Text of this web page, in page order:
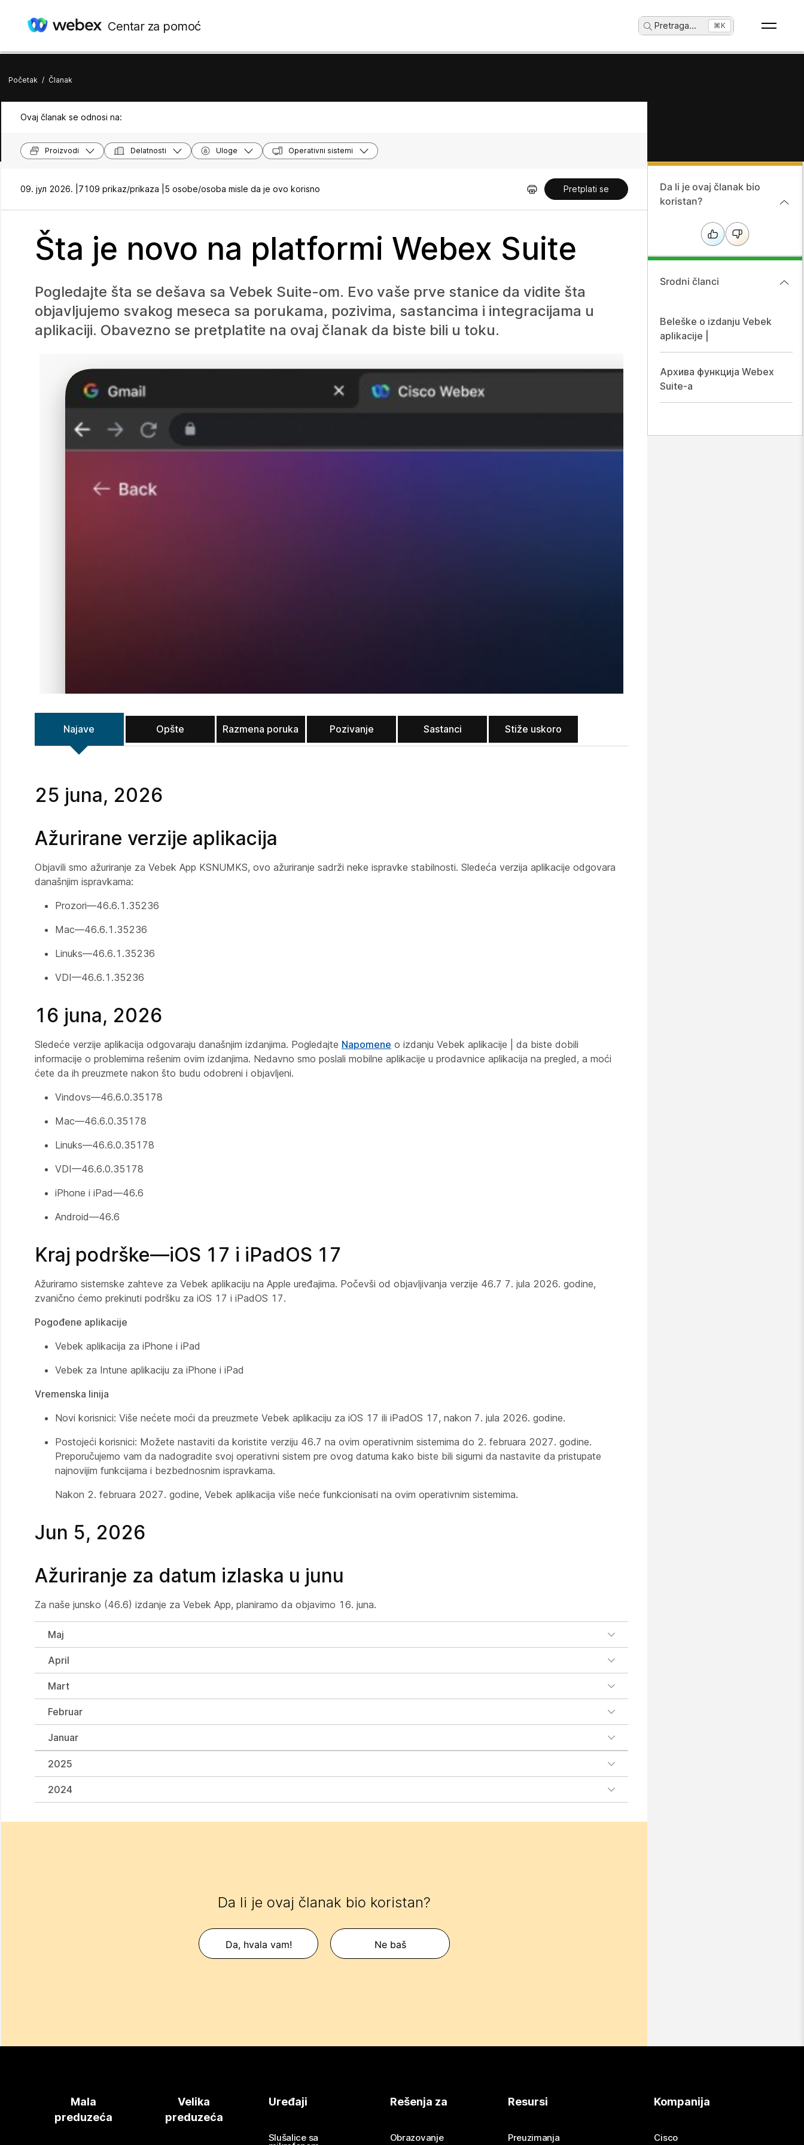
Centar za pomoć Pretraga... ⌘K
Početak / Članak
Ovaj članak se odnosi na:
Proizvodi Delatnosti Uloge Operativni sistemi
09. јул 2026. | 7109 prikaz/prikaza | 5 osobe/osoba misle da je ovo korisno Pretplati se
Šta je novo na platformi Webex Suite
Pogledajte šta se dešava sa Vebek Suite-om. Evo vaše prve stanice da vidite šta
objavljujemo svakog meseca sa porukama, pozivima, sastancima i integracijama u
aplikaciji. Obavezno se pretplatite na ovaj članak da biste bili u toku.
Najave Opšte Razmena poruka Pozivanje Sastanci Stiže uskoro
25 juna, 2026
Ažurirane verzije aplikacija
Objavili smo ažuriranje za Vebek App KSNUMKS, ovo ažuriranje sadrži neke ispravke stabilnosti. Sledeća verzija aplikacije odgovara
današnjim ispravkama:
Prozori—46.6.1.35236
Mac—46.6.1.35236
Linuks—46.6.1.35236
VDI—46.6.1.35236
16 juna, 2026
Sledeće verzije aplikacija odgovaraju današnjim izdanjima. Pogledajte Napomene o izdanju Vebek aplikacije | da biste dobili
informacije o problemima rešenim ovim izdanjima. Nedavno smo poslali mobilne aplikacije u prodavnice aplikacija na pregled, a moći
ćete da ih preuzmete nakon što budu odobreni i objavljeni.
Vindovs—46.6.0.35178
Mac—46.6.0.35178
Linuks—46.6.0.35178
VDI—46.6.0.35178
iPhone i iPad—46.6
Android—46.6
Kraj podrške—iOS 17 i iPadOS 17
Ažuriramo sistemske zahteve za Vebek aplikaciju na Apple uređajima. Počevši od objavljivanja verzije 46.7 7. jula 2026. godine,
zvanično ćemo prekinuti podršku za iOS 17 i iPadOS 17.
Pogođene aplikacije
Vebek aplikacija za iPhone i iPad
Vebek za Intune aplikaciju za iPhone i iPad
Vremenska linija
Novi korisnici: Više nećete moći da preuzmete Vebek aplikaciju za iOS 17 ili iPadOS 17, nakon 7. jula 2026. godine.
Postojeći korisnici: Možete nastaviti da koristite verziju 46.7 na ovim operativnim sistemima do 2. februara 2027. godine.
Preporučujemo vam da nadogradite svoj operativni sistem pre ovog datuma kako biste bili sigurni da nastavite da pristupate
najnovijim funkcijama i bezbednosnim ispravkama.
Nakon 2. februara 2027. godine, Vebek aplikacija više neće funkcionisati na ovim operativnim sistemima.
Jun 5, 2026
Ažuriranje za datum izlaska u junu
Za naše junsko (46.6) izdanje za Vebek App, planiramo da objavimo 16. juna.
Maj
April
Mart
Februar
Januar
2025
2024
Da li je ovaj članak bio koristan?
Da, hvala vam! Ne baš
Da li je ovaj članak bio
koristan?
Srodni članci
Beleške o izdanju Vebek
aplikacije |
Архива функција Webex
Suite-а
Mala
preduzeća
Velika
preduzeća
Uređaji
Slušalice sa
Rešenja za
Obrazovanje
Resursi
Preuzimanja
Kompanija
Cisco